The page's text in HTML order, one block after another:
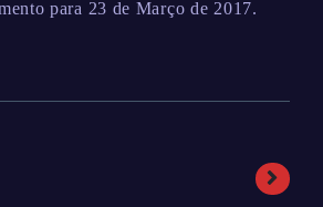
para 23 de Março de 2017.